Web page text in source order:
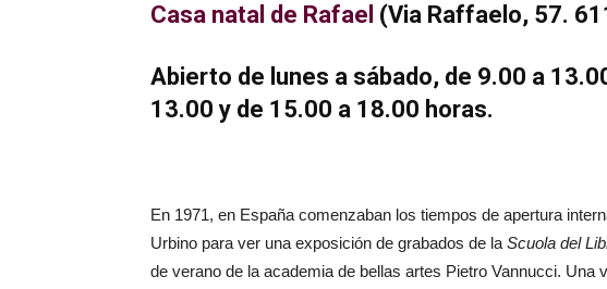
Casa natal de Rafael (Via Raffaelo, 57.
Abierto de lunes a sábado, de 9.00 a
13.00 y de 15.00 a 18.00 horas.
En 1971, en España comenzaban los tiempos de apertura
Urbino para ver una exposición de grabados de la Scuola del
de verano de la academia de bellas artes Pietro Vannucci.